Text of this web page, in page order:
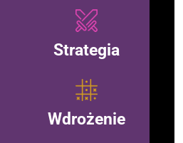
Strategia
Wdrożenie